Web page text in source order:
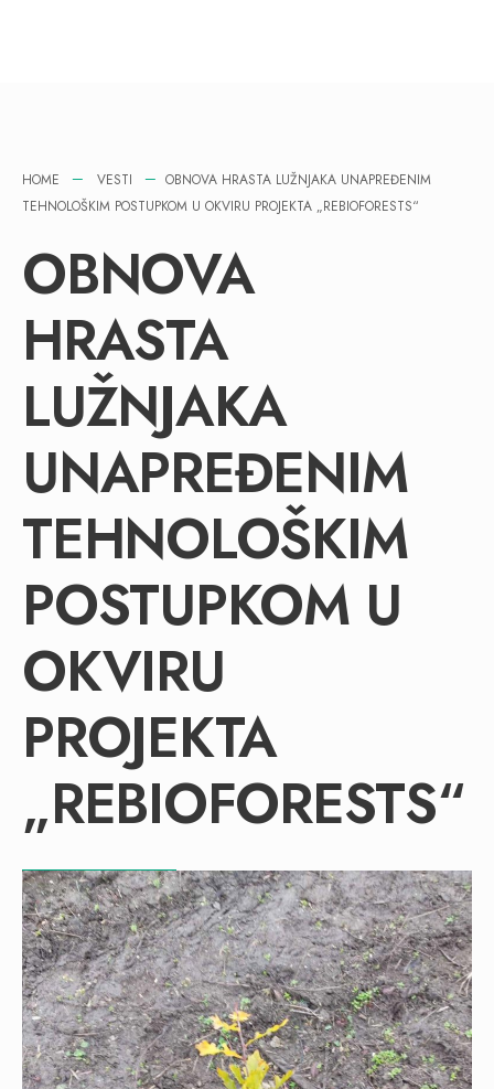
HOME VESTI
OBNOVA HRASTA LUŽNJAKA UNAPREĐENIM
TEHNOLOŠKIM POSTUPKOM U OKVIRU PROJEKTA „REBIOFORESTS“
OBNOVA
HRASTA
LUŽNJAKA
UNAPREĐENIM
TEHNOLOŠKIM
POSTUPKOM U
OKVIRU
PROJEKTA
„REBIOFORESTS“